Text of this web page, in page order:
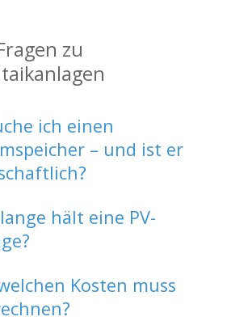
zu
ich einen
– und ist er
hält eine PV-
Kosten muss